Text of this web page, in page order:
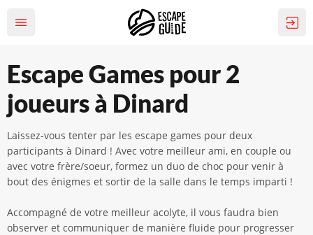
Escape Games pour 2
joueurs à Dinard
Laissez-vous tenter par les escape games pour deux
participants à Dinard ! Avec votre meilleur ami, en couple ou
avec votre frère/soeur, formez un duo de choc pour venir à
bout des énigmes et sortir de la salle dans le temps imparti !
Accompagné de votre meilleur acolyte, il vous faudra bien
observer et communiquer de manière fluide pour progresser